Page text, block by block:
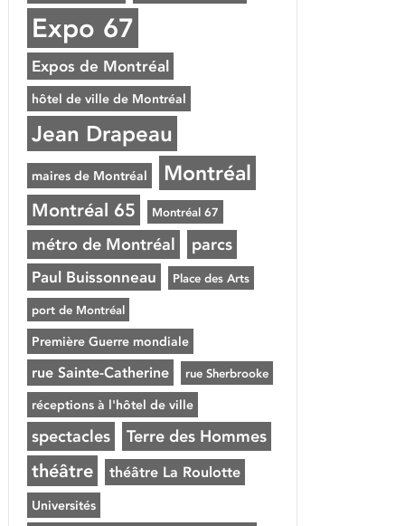
Expo 67
Expos de Montréal
hôtel de ville de Montréal
Jean Drapeau
maires de Montréal Montréal
Montréal 65 Montréal 67
métro de Montréal parcs
Paul Buissonneau Place des Arts
port de Montréal
Première Guerre mondiale
rue Sainte-Catherine rue Sherbrooke
réceptions à l'hôtel de ville
spectacles Terre des Hommes
théâtre théâtre La Roulotte
Universités